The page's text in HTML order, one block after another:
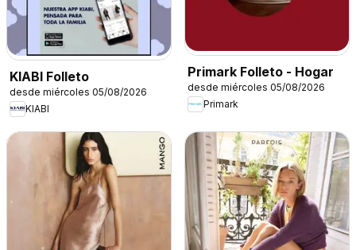
KIABI Folleto
desde miércoles 05/08/2026
KIABI
Primark Folleto - Hogar
desde miércoles 05/08/2026
Primark